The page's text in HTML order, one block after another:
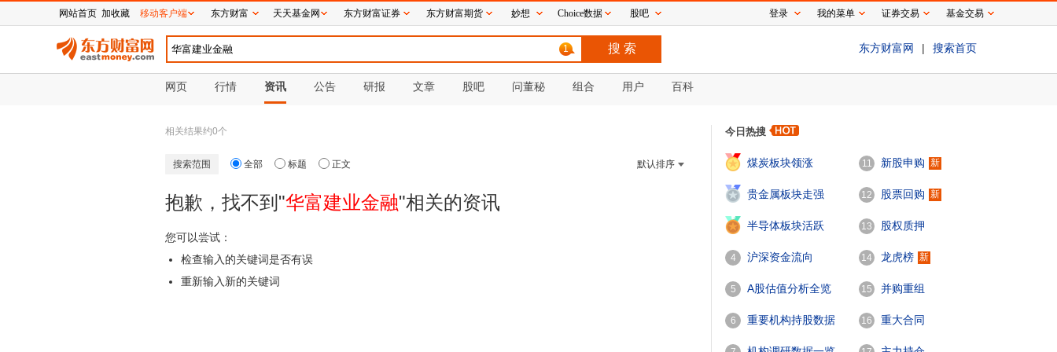
1 东方财富网 | 搜索首页
网页 行情 资讯 公告 研报 文章 股吧 问董秘 组合 用户 百科
相关结果约0个
搜索范围 全部 标题 正文 默认排序
抱歉，找不到"华富建业金融"相关的资讯
您可以尝试：
检查输入的关键词是否有误
重新输入新的关键词
今日热搜
煤炭板块领涨
2
贵金属板块走强
3
半导体板块活跃
4 沪深资金流向
5 A股估值分析全览
6 重要机构持股数据
11 新股申购 新
12 股票回购 新
13 股权质押
14 龙虎榜 新
15 并购重组
16 重大合同
网站首页 加收藏 移动客户端 东方财富 天天基金网 东方财富证券 东方财富期货 妙想 Choice数据 股吧 登录 我的菜单 证券交易 基金交易